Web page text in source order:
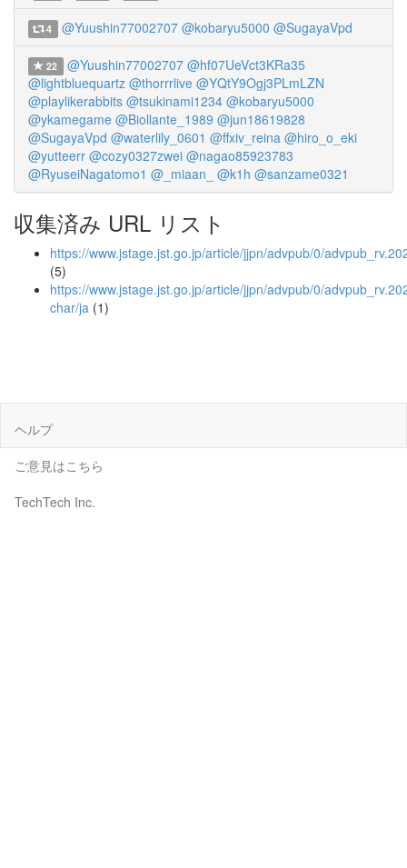
4 @Yuushin77002707 @kobaryu5000 @SugayaVpd
22 @Yuushin77002707 @hf07UeVct3KRa35
@lightbluequartz @thorrrlive @YQtY9Ogj3PLmLZN
@playlikerabbits @tsukinami1234 @kobaryu5000
@ykamegame @Biollante_1989 @jun18619828
@SugayaVpd @waterlily_0601 @ffxiv_reina @hiro_o_eki
@yutteerr @cozy0327zwei @nagao85923783
@RyuseiNagatomo1 @_miaan_ @k1h @sanzame0321
収集済み URL リスト
https://www.jstage.jst.go.jp/article/jjpn/advpub/0/
(5)
https://www.jstage.jst.go.jp/article/jjpn/advpub/0/
char/ja (1)
ヘルプ
ご意見はこちら
TechTech Inc.